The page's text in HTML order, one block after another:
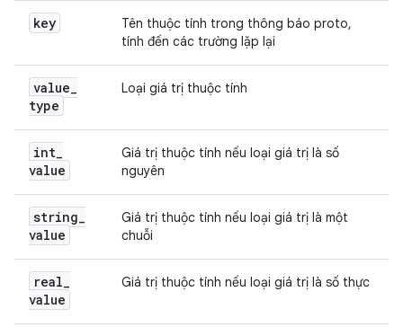
key
Tên thuộc tính trong thông báo proto,
tính đến các trường lặp lại
value_
type
Loại giá trị thuộc tính
int_
value
Giá trị thuộc tính nếu loại giá trị là số
nguyên
string_
value
Giá trị thuộc tính nếu loại giá trị là một
chuỗi
real_
value
Giá trị thuộc tính nếu loại giá trị là số thực